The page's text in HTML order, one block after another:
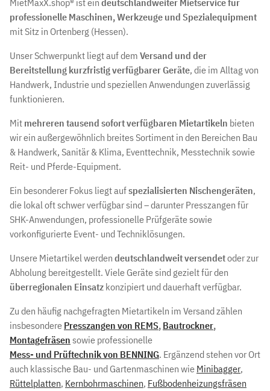
MietMaxX.shop® ist ein deutschlandweiter Mietservice für
professionelle Maschinen, Werkzeuge und Spezialequipment
mit Sitz in Ortenberg (Hessen).
Unser Schwerpunkt liegt auf dem Versand und der
Bereitstellung kurzfristig verfügbarer Geräte, die im Alltag von
Handwerk, Industrie und speziellen Anwendungen zuverlässig
funktionieren.
Mit mehreren tausend sofort verfügbaren Mietartikeln bieten
wir ein außergewöhnlich breites Sortiment in den Bereichen Bau
& Handwerk, Sanitär & Klima, Eventtechnik, Messtechnik sowie
Reit- und Pferde-Equipment.
Ein besonderer Fokus liegt aufspezialisierten Nischengeräten,
die lokal oft schwer verfügbar sind – darunter Presszangen für
SHK-Anwendungen, professionelle Prüfgeräte sowie
vorkonfigurierte Event- und Techniklösungen.
Unsere Mietartikel werden deutschlandweit versendetoder zur
Abholung bereitgestellt. Viele Geräte sind gezielt für den
überregionalen Einsatz konzipiert und dauerhaft verfügbar.
Zu den häufig nachgefragten Mietartikeln im Versand zählen
insbesondere Presszangen von REMS, Bautrockner,
Montagefräsen sowie professionelle
Mess- und Prüftechnik von BENNING. Ergänzend stehen vor Ort
auch klassische Bau- und Gartenmaschinen wie Minibagger,
Rüttelplatten, Kernbohrmaschinen, Fußbodenheizungsfräsen